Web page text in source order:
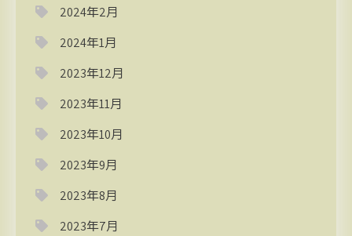
2024年2月
2024年1月
2023年12月
2023年11月
2023年10月
2023年9月
2023年8月
2023年7月